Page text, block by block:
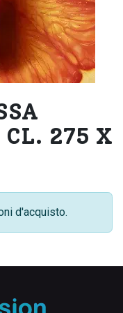
CL. 275 X
d'acquisto.